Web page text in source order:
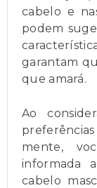
cabelo e
podem
garantam
que amará.
Ao
mente,
informada
cabelo